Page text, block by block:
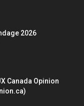
2026
Canada Opinion